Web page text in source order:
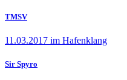
TMSV
11.03.2017 im Hafenklang
Sir Spyro